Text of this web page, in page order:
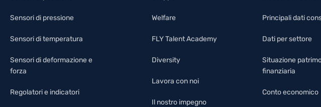
Sensori di pressione
Sensori di temperatura
Sensori di deformazione e
forza
Regolatori e indicatori
Welfare
FLY Talent Academy
Diversity
Lavora con noi
Il nostro impegno
Principali dati
Dati per settore
Situazione
finanziaria
Conto economico